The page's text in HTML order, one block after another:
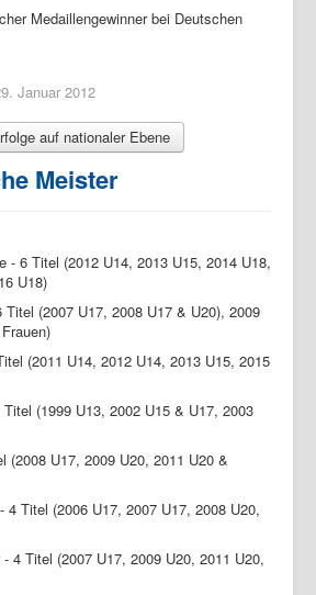
Medaillengewinner bei Deutschen
Januar 2012
auf nationaler Ebene
Meister
- 6 Titel (2012 U14, 2013 U15, 2014 U18,
U18)
(2007 U17, 2008 U17 & U20), 2009
(2011 U14, 2012 U14, 2013 U15, 2015
(1999 U13, 2002 U15 & U17, 2003
(2008 U17, 2009 U20, 2011 U20 &
4 Titel (2006 U17, 2007 U17, 2008 U20,
4 Titel (2007 U17, 2009 U20, 2011 U20,